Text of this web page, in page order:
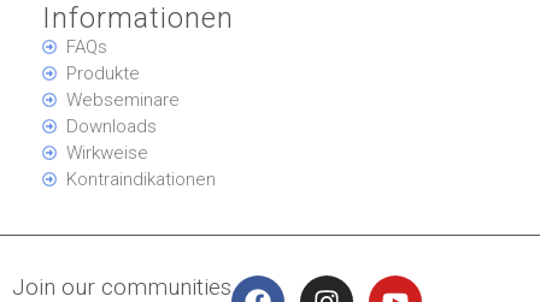
Informationen
FAQs
Produkte
Webseminare
Downloads
Wirkweise
Kontraindikationen
Join our communities